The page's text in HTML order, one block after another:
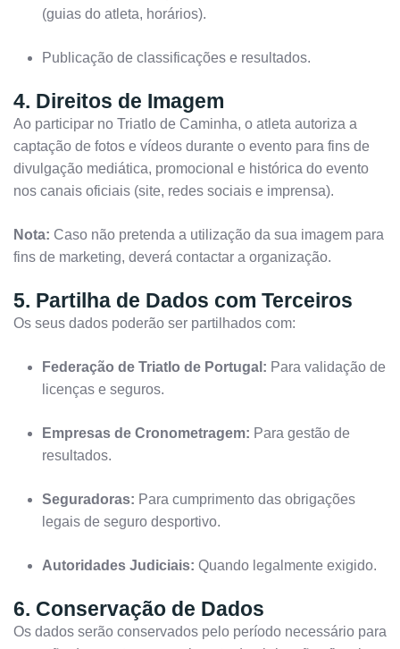
(guias do atleta, horários).
Publicação de classificações e resultados.
4. Direitos de Imagem
Ao participar no Triatlo de Caminha, o atleta autoriza a
captação de fotos e vídeos durante o evento para fins de
divulgação mediática, promocional e histórica do evento
nos canais oficiais (site, redes sociais e imprensa).
Nota: Caso não pretenda a utilização da sua imagem para
fins de marketing, deverá contactar a organização.
5. Partilha de Dados com Terceiros
Os seus dados poderão ser partilhados com:
Federação de Triatlo de Portugal: Para validação de
licenças e seguros.
Empresas de Cronometragem: Para gestão de
resultados.
Seguradoras: Para cumprimento das obrigações
legais de seguro desportivo.
Autoridades Judiciais: Quando legalmente exigido.
6. Conservação de Dados
Os dados serão conservados pelo período necessário para